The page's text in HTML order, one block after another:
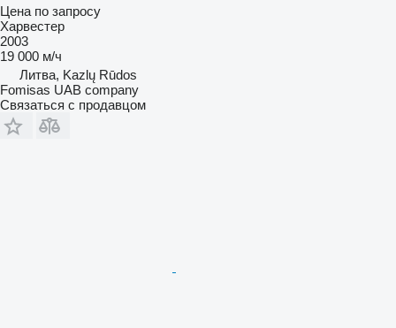
Цена по запросу
Харвестер
2003
19 000 м/ч
Литва, Kazlų Rūdos
Fomisas UAB company
Связаться с продавцом